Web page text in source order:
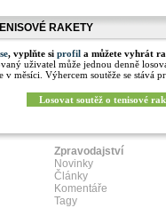
RAKETY
, vyplňte si profil a můžete vyhrát
uživatel může jednou denně
v měsíci. Výhercem soutěže se stává
Losovat soutěž o tenisové
Zpravodajství
Novinky
Články
Komentáře
Tagy